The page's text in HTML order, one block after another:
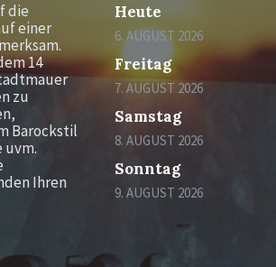
die
einer
14
zu
Barockstil
uvm.
Ihren
Heute
6. AUGUST 2026
Freitag
7. AUGUST 2026
Samstag
8. AUGUST 2026
Sonntag
9. AUGUST 2026